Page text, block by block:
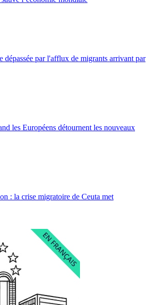
dépassée par l'afflux de migrants arrivant par
les Européens détournent les nouveaux
: la crise migratoire de Ceuta met